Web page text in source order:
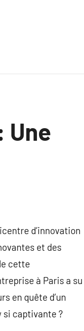
Une
d’innovation
et des
cette
à Paris a su
en quête d’un
si captivante ?